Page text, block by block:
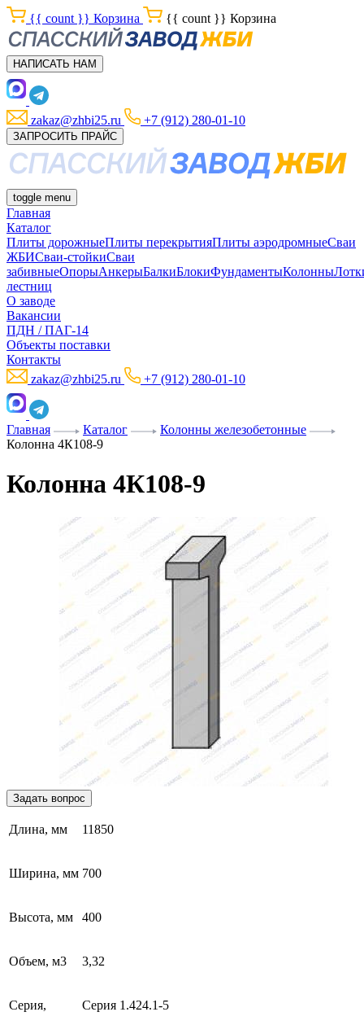
{{ count }} Корзина {{ count }} Корзина
НАПИСАТЬ НАМ
zakaz@zhbi25.ru +7 (912) 280-01-10
ЗАПРОСИТЬ ПРАЙС
toggle menu
Главная
Каталог
Плиты дорожныеПлиты перекрытияПлиты аэродромныеСваи
ЖБИСваи-стойкиСваи
забивныеОпорыАнкерыБалкиБлокиФундаментыКолонны
лестниц
О заводе
Вакансии
ПДН / ПАГ-14
Объекты поставки
Контакты
zakaz@zhbi25.ru
+7 (912) 280-01-10
Главная Каталог
Колонны железобетонные
Колонна 4К108-9
Колонна 4К108-9
Задать вопрос
Длина, мм 11850
Ширина, мм 700
Высота, мм 400
Объем, м3 3,32
Серия, Серия 1.424.1-5